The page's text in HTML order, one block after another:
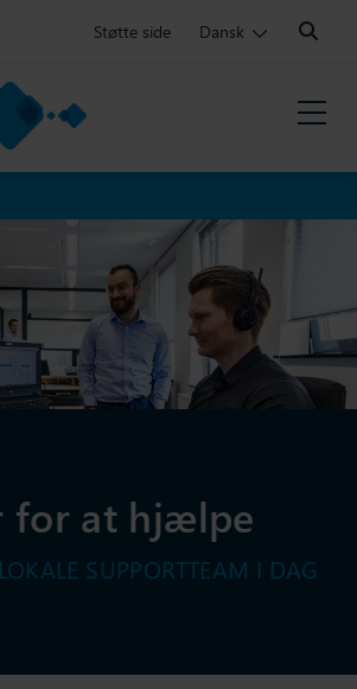
Støtte side Dansk
Search:
for at hjælpe
SUPPORTTEAM I DAG